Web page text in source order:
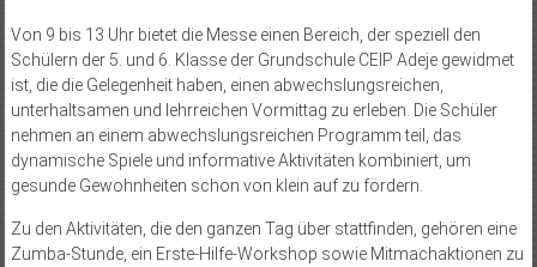
Von 9 bis 13 Uhr bietet die Messe einen Bereich, der speziell den
Schülern der 5. und 6. Klasse der Grundschule CEIP Adeje gewidmet
ist, die die Gelegenheit haben, einen abwechslungsreichen,
unterhaltsamen und lehrreichen Vormittag zu erleben. Die Schüler
nehmen an einem abwechslungsreichen Programm teil, das
dynamische Spiele und informative Aktivitäten kombiniert, um
gesunde Gewohnheiten schon von klein auf zu fördern.
Zu den Aktivitäten, die den ganzen Tag über stattfinden, gehören eine
Zumba-Stunde, ein Erste-Hilfe-Workshop sowie Mitmachaktionen zu